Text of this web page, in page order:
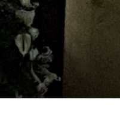
Saltar
contenido